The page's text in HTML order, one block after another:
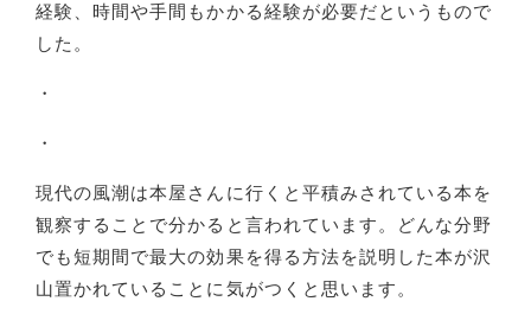
経験、時間や手間もかかる経験が必要だというもので
した。
・
・
現代の風潮は本屋さんに行くと平積みされている本を
観察することで分かると言われています。どんな分野
でも短期間で最大の効果を得る方法を説明した本が沢
山置かれていることに気がつくと思います。